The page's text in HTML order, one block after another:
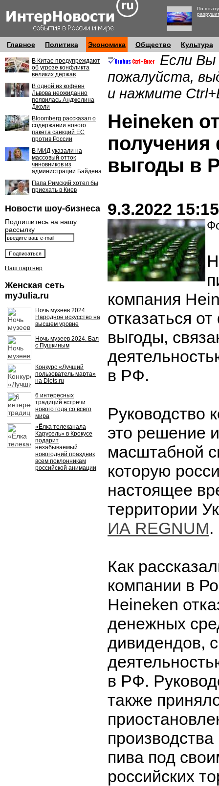
По
Главное Политика Экономика Общество Культура
В Китае предупреждают
об угрозе конфликта
великих держав
В одной из кофеен
Львова неожиданно
появилась Анджелина
Джоли
Bloomberg рассказал о
содержании нового
пакета санкций ЕС
против России
В МИД указали на
массовый отток
чиновников из
администрации Байдена
Папа Римский хотел бы
приехать в Киев
Новости шоу-бизнеса
Подпишитесь на нашу
рассылку
Наш партнёр
Женская сеть
myJulia.ru
Ночь музеев 2024.
Народное искусство на
высшем уровне
Ночь музеев 2024. Бал
с Пушкиным
Конкурс «Лучший
пользователь марта»
на Diets.ru
6 интересных
традиций встречи
нового года со всего
мира
«Ёлка телеканала
Карусель» в Крокусе
подарит
незабываемый
новогодний праздник
всем поклонникам
российской анимации
Если Вы
пожалуйста,
и нажмите
Heineken
выгоды в
9.3.2022 15:15
компания
отказаться
выгоды,
в РФ.
Руководство
это решение
масштабной
которую
настоящее
территории
ИА REGNUM.
Как
компании в
Heineken
денежных
дивидендов,
в РФ.
также
пива под
российских